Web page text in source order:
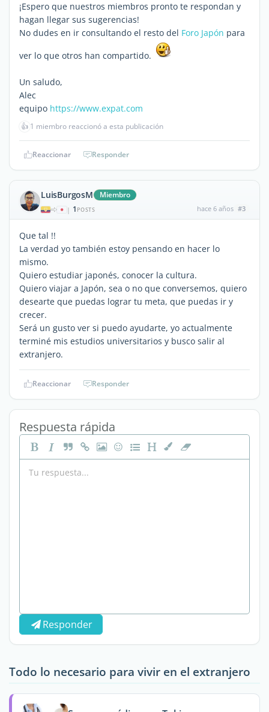
¡Espero que nuestros miembros pronto te respondan y
hagan llegar sus sugerencias!
No dudes en ir consultando el resto del Foro Japón para
ver lo que otros han compartido.
Un saludo,
Alec
equipo https://www.expat.com
👍 1 miembro reaccionó a esta publicación
Reaccionar Responder
LuisBurgosM Miembro
| 1 POSTS hace 6 años #3
Que tal !!
La verdad yo también estoy pensando en hacer lo
mismo.
Quiero estudiar japonés, conocer la cultura.
Quiero viajar a Japón, sea o no que conversemos, quiero
desearte que puedas lograr tu meta, que puedas ir y
crecer.
Será un gusto ver si puedo ayudarte, yo actualmente
terminé mis estudios universitarios y busco salir al
extranjero.
Reaccionar Responder
Respuesta rápida
Responder
Todo lo necesario para vivir en el extranjero